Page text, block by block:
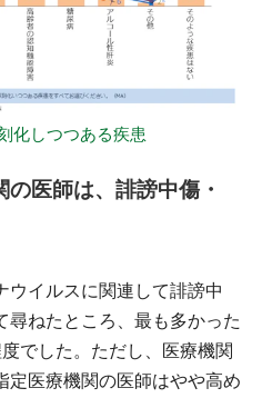
化しつつある疾患
医師は、誹謗中傷・
ウイルスに関連して誹謗中
尋ねたところ、最も多かった
でした。ただし、医療機関
定医療機関の医師はやや高め